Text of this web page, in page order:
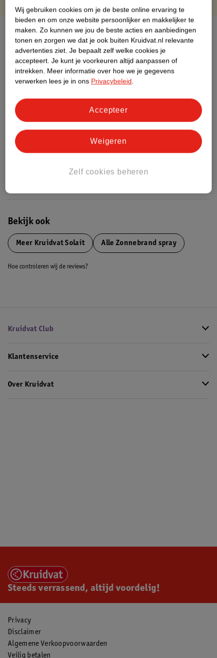
Over dit product
Productinformatie
Etiketinformatie
Nature Impact Score
Meer informatie
Bekijk ook
Meer Kruidvat Solait Alle Zonnebrand spray
Hoe controleren wij de reviews?
Kruidvat Club
Klantenservice
Over Kruidvat
Steeds verrassend, altijd voordelig!
Privacy
Disclaimer
Algemene Verkoopvoorwaarden
Veilig betalen
Wij gebruiken cookies om je de beste online ervaring te
bieden en om onze website persoonlijker en makkelijker te
maken. Zo kunnen we jou de beste acties en aanbiedingen
tonen en zorgen we dat je ook buiten Kruidvat.nl relevante
advertenties ziet. Je bepaalt zelf welke cookies je
accepteert. Je kunt je voorkeuren altijd aanpassen of
intrekken. Meer informatie over hoe we je gegevens
verwerken lees je in ons Privacybeleid.
Zelf cookies beheren
Weigeren
Accepteer